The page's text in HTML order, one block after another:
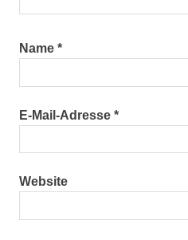
Name *
E-Mail-Adresse *
Website